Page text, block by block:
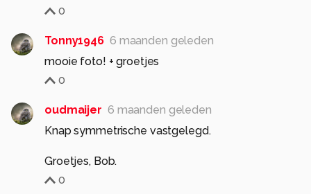
0
Tonny1946 6 maanden geleden
mooie foto! + groetjes
0
oudmaijer 6 maanden geleden
Knap symmetrische vastgelegd.
Groetjes, Bob.
0